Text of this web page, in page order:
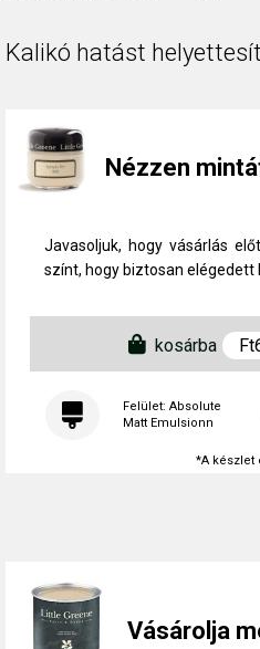
Kalikó hatást
Nézzen
Javasoljuk, hogy vásárlás
színt, hogy biztosan elégedett
kosárba Ft
Felület: Absolute
Matt Emulsionn
*A készlet
Vásárolja